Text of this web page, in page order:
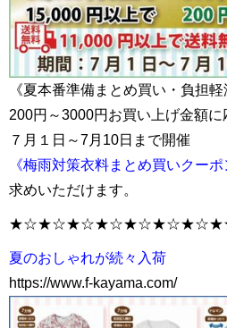
《夏本番準備まとめ買い・負担軽
200円～3000円お買い上げ金額に
７月１日～7月10日まで開催
《梅雨対策衣料まとめ買いクー
求めいただけます。
夏のおしゃれが続々入荷
https://www.f-kayama.com/